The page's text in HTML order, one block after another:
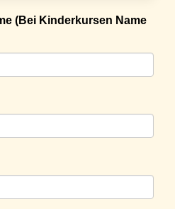
(Bei Kinderkursen Name